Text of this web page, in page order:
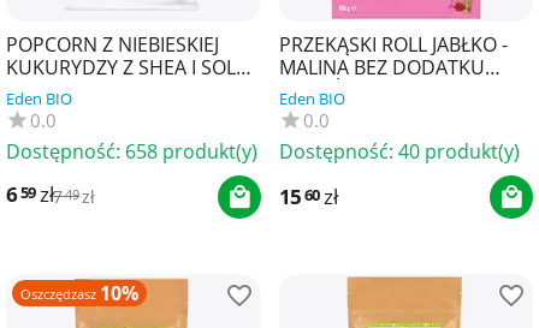
POPCORN Z NIEBIESKIEJ
KUKURYDZY Z SHEA I SOLĄ
DO PRZYGOTOWANIA W
MIKROFALÓWCE
BEZGLUTEN...
Eden BIO
0.0
Dostępność: 658 produkt(y)
659zł749zł
PRZEKĄSKI ROLL JABŁKO -
MALINA BEZ DODATKU
CUKRÓW BEZGLUTENOWE
100 g - BOB SNAIL
Eden BIO
0.0
Dostępność: 40 produkt(y)
1560zł
Oszczędzasz 10%